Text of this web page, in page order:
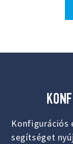
Konfigurációs
segítséget